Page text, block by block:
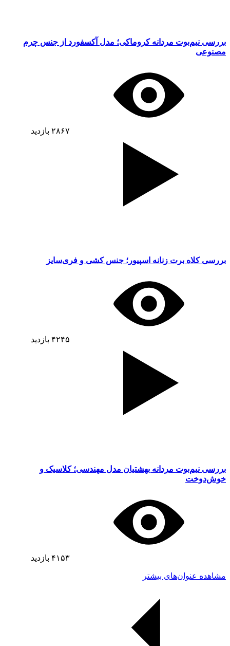
بررسی نیم‌بوت مردانه کروماکی؛ مدل آکسفورد از جنس چرم
مصنوعی
۲۸۶۷ بازدید
بررسی کلاه برت زنانه اسپیور؛ جنس کشی و فری‌سایز
۴۲۴۵ بازدید
بررسی نیم‌بوت مردانه بهشتیان مدل مهندسی؛ کلاسیک و
خوش‌دوخت
۴۱۵۳ بازدید
مشاهده عنوان‌های بیشتر